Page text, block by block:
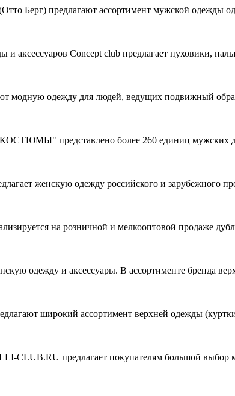
Берг) предлагают ассортимент мужской одежды
аксессуаров Concept club предлагает пуховики,
модную одежду для людей, ведущих подвижный
представлено более 260 единиц мужских
женскую одежду российского и зарубежного
на розничной и мелкооптовой продаже
одежду и аксессуары. В ассортименте бренда
широкий ассортимент верхней одежды
CLUB.RU предлагает покупателям большой выбор